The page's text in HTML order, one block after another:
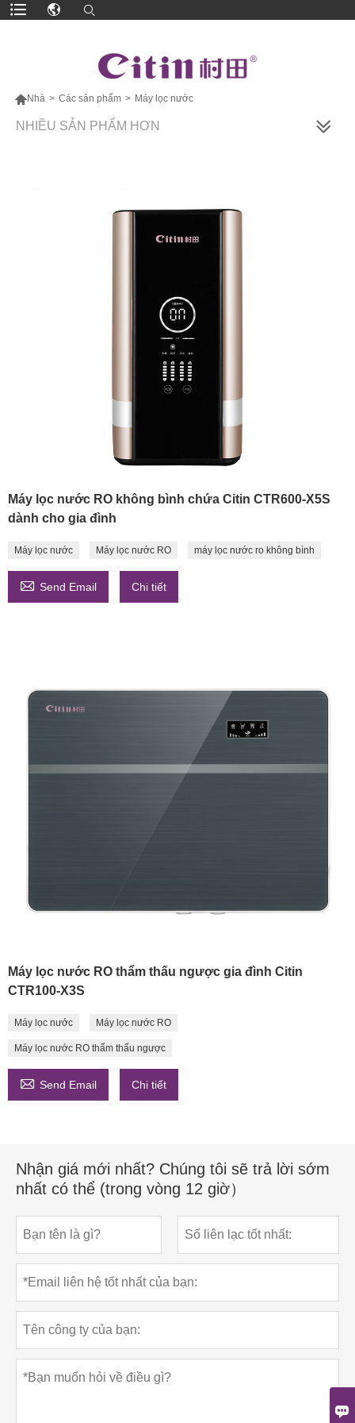
Nhà > Các sản phẩm > Máy lọc nước
NHIỀU SẢN PHẨM HƠN
Máy lọc nước RO không bình chứa Citin CTR600-X5S
dành cho gia đình
Máy lọc nước Máy lọc nước RO máy lọc nước ro không bình
 Send Email Chi tiết
Máy lọc nước RO thẩm thấu ngược gia đình Citin
CTR100-X3S
Máy lọc nước Máy lọc nước RO
Máy lọc nước RO thẩm thấu ngược
 Send Email Chi tiết
Nhận giá mới nhất? Chúng tôi sẽ trả lời sớm
nhất có thể (trong vòng 12 giờ）
